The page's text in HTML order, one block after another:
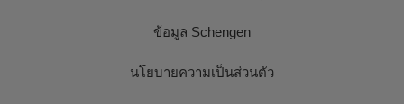
ข้อมูล Schengen
นโยบายความเป็นส่วนตัว